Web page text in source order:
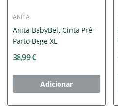
ANITA
Anita BabyBelt Cinta Pré-
Parto Bege XL
38,99 €
Adicionar